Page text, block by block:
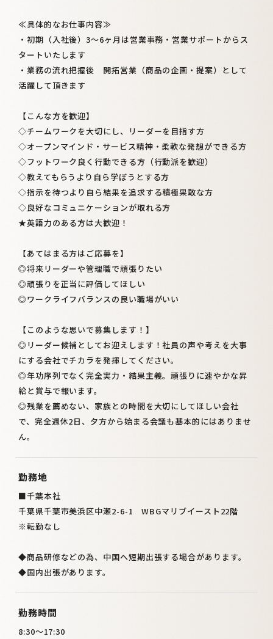
≪具体的なお仕事内容≫
・初期（入社後）3～6ヶ月は営業事務・営業サポートからス
タートいたします
・業務の流れ把握後 開拓営業（商品の企画・提案）として
活躍して頂きます
【こんな方を歓迎】
◇チームワークを大切にし、リーダーを目指す方
◇オープンマインド・サービス精神・柔軟な発想ができる方
◇フットワーク良く行動できる方（行動派を歓迎）
◇教えてもらうより自ら学ぼうとする方
◇指示を待つより自ら結果を追求する積極果敢な方
◇良好なコミュニケーションが取れる方
★英語力のある方は大歓迎！
【あてはまる方はご応募を】
◎将来リーダーや管理職で頑張りたい
◎頑張りを正当に評価してほしい
◎ワークライフバランスの良い職場がいい
【このような思いで募集します！】
◎リーダー候補としてお迎えします！社員の声や考えを大事
にする会社でチカラを発揮してください。
◎年功序列でなく完全実力・結果主義。頑張りに速やかな昇
給と賞与で報います。
◎残業を薦めない、家族との時間を大切にしてほしい会社
で、完全週休2日、夕方から始まる会議も基本的にはありませ
ん。
勤務地
■千葉本社
千葉県千葉市美浜区中瀬2-6-1 WBGマリブイースト22階
※転勤なし
◆商品研修などの為、中国へ短期出張する場合があります。
◆国内出張があります。
勤務時間
8:30～17:30